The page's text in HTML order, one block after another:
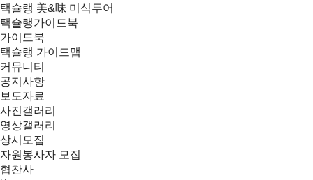
택슐랭 美&味 미식투어
택슐랭가이드북
가이드북
택슐랭 가이드맵
커뮤니티
공지사항
보도자료
사진갤러리
영상갤러리
상시모집
자원봉사자 모집
협찬사